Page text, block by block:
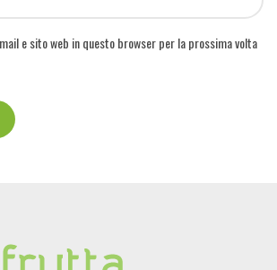
e sito web in questo browser per la prossima volta